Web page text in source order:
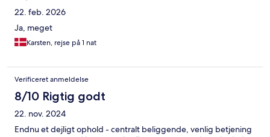
22. feb. 2026
Ja, meget
Karsten, rejse på 1 nat
Verificeret anmeldelse
8/10 Rigtig godt
22. nov. 2024
Endnu et dejligt ophold - centralt beliggende, venlig betjening